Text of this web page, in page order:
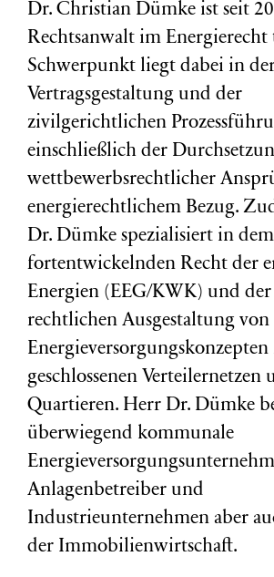
Dr. Christian Dümke ist seit
Rechtsanwalt im Energierecht
Schwerpunkt liegt dabei in
Vertragsgestaltung und der
zivilgerichtlichen
einschließlich der
wettbewerbsrechtlicher
energierechtlichem Bezug.
Dr. Dümke spezialisiert in
fortentwickelnden Recht der
Energien (EEG/KWK) und der
rechtlichen Ausgestaltung von
Energieversorgungskonzepten
geschlossenen Verteilernetzen
Quartieren. Herr Dr. Dümke
überwiegend kommunale
Anlagenbetreiber und
Industrieunternehmen aber
der Immobilienwirtschaft.